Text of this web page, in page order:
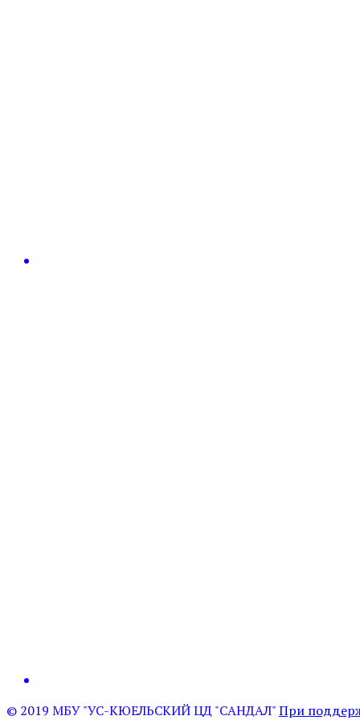
© 2019 МБУ "УС-КЮЕЛЬСКИЙ ЦД "САНДАЛ"При